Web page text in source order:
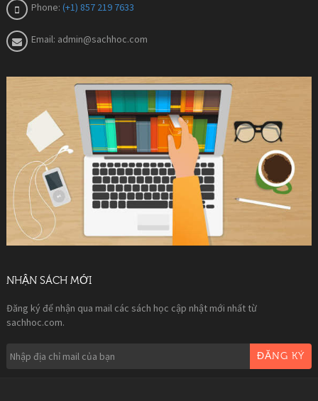
Phone: (+1) 857 219 7633
Email: admin@sachhoc.com
NHẬN SÁCH MỚI
Đăng ký để nhận qua mail các sách học cập nhật mới nhất từ
sachhoc.com.
ĐĂNG KÝ